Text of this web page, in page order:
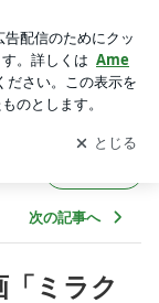
け取りまし
開く
次の記事へ
ミラク